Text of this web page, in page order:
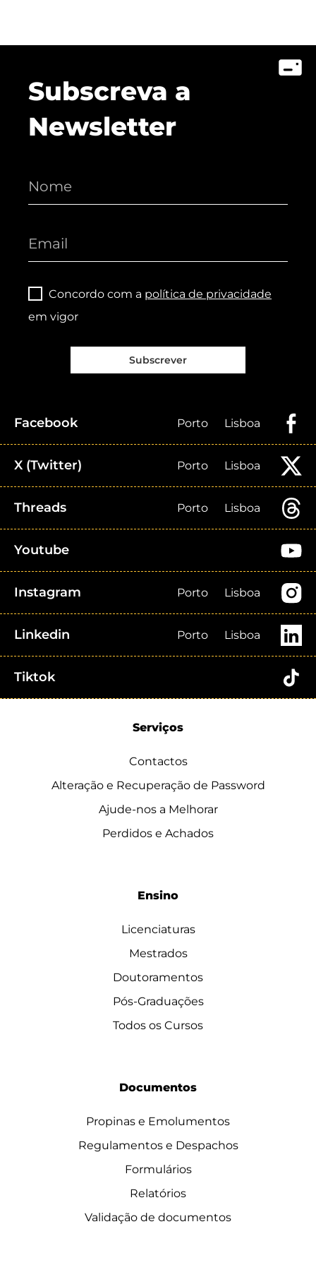
Subscreva a
Newsletter
Concordo com a política de privacidade
em vigor
Subscrever
Facebook Porto Lisboa
X (Twitter) Porto Lisboa
Threads Porto Lisboa
Youtube
Instagram Porto Lisboa
Linkedin Porto Lisboa
Tiktok
Serviços
Contactos
Alteração e Recuperação de Password
Ajude-nos a Melhorar
Perdidos e Achados
Ensino
Licenciaturas
Mestrados
Doutoramentos
Pós-Graduações
Todos os Cursos
Documentos
Propinas e Emolumentos
Regulamentos e Despachos
Formulários
Relatórios
Validação de documentos